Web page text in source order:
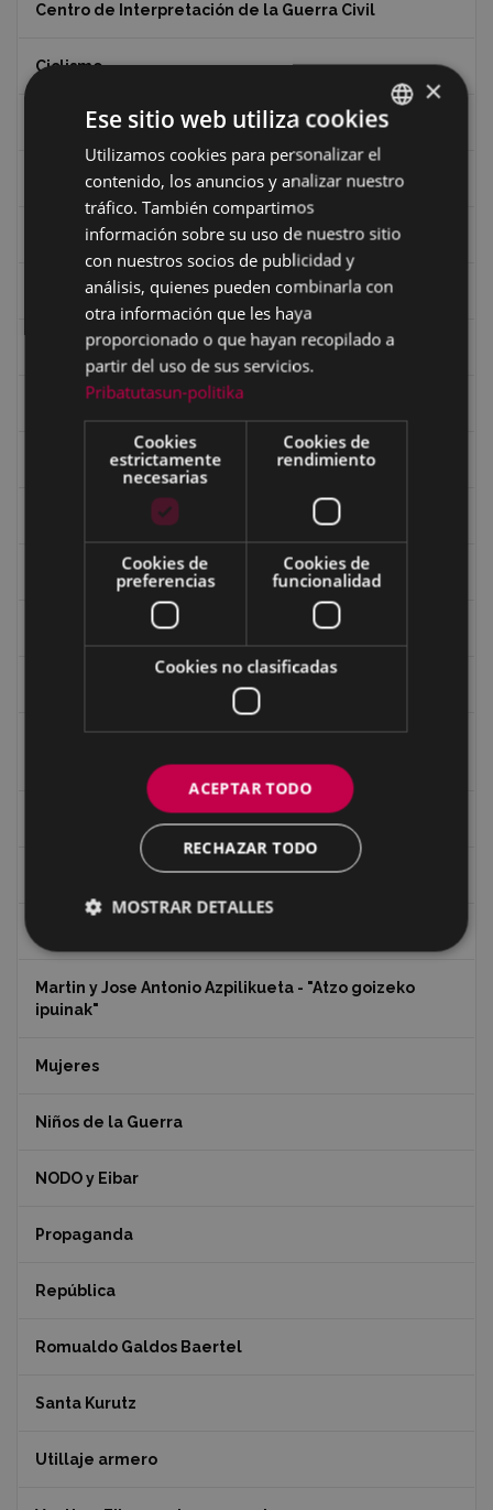
Centro de Interpretación de la Guerra Civil
Ciclismo
Ciclismo "A rueda"
Dibujos de Julen Zabaleta
Eibar desde el aire
Eibartarren ahotan
Ermitas
Fondo Bolumburu
Fondo Carlos Narbaiza
Iglesia de Azitain
Ignacio Zuloaga (1870-2020)
Indalecio Ojanguren Diputación de Gipuzkoa
Juan Antonio Palacios HARRIA
Martin y Jose Antonio Azpilikueta - "Atzo goizeko
ipuinak"
Mujeres
Niños de la Guerra
NODO y Eibar
Propaganda
República
Romualdo Galdos Baertel
Santa Kurutz
Utillaje armero
BASQUE
SPANISH
×
Ese sitio web utiliza cookies
Utilizamos cookies para personalizar el
contenido, los anuncios y analizar nuestro
tráfico. También compartimos
información sobre su uso de nuestro sitio
con nuestros socios de publicidad y
análisis, quienes pueden combinarla con
otra información que les haya
proporcionado o que hayan recopilado a
partir del uso de sus servicios.
Pribatutasun-politika
Cookies
estrictamente
necesarias
Cookies de
rendimiento
Cookies de
preferencias
Cookies de
funcionalidad
Cookies no clasificadas
ACEPTAR TODO
RECHAZAR TODO
MOSTRAR DETALLES